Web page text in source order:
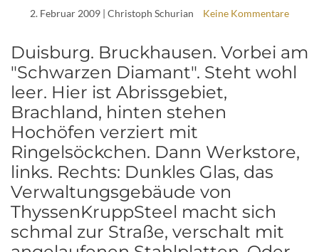
2. Februar 2009 | Christoph Schurian Keine Kommentare
Duisburg. Bruckhausen. Vorbei am
"Schwarzen Diamant". Steht wohl
leer. Hier ist Abrissgebiet,
Brachland, hinten stehen
Hochöfen verziert mit
Ringelsöckchen. Dann Werkstore,
links. Rechts: Dunkles Glas, das
Verwaltungsgebäude von
ThyssenKruppSteel macht sich
schmal zur Straße, verschalt mit